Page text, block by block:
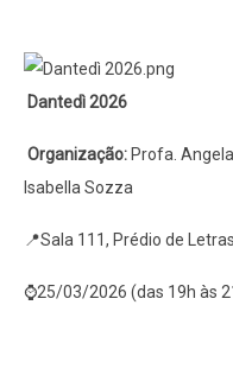
Dantedì 2026
Organização:Profa.
Isabella Sozza
📍Sala 111, Prédio de
⌚25/03/2026 (das 19h às